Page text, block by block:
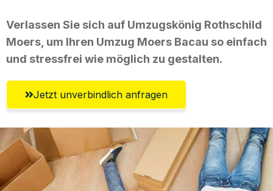
Verlassen Sie sich auf Umzugskönig Rothschild
Moers, um Ihren Umzug Moers Bacau so einfach
und stressfrei wie möglich zu gestalten.
Jetzt unverbindlich anfragen